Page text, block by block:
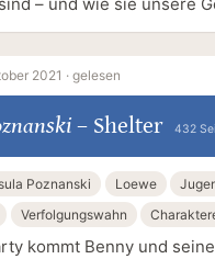
2021 · gelesen
– Shelter 432
Poznanski Loewe
Verfolgungswahn
kommt Benny und